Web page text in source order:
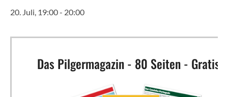
20. Juli, 19:00- 20:00
Das Pilgermagazin - 80 Seiten - Gratis!